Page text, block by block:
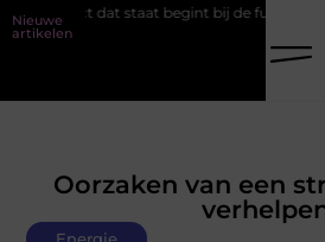
Nieuwe
artikelen
dat staat begint bij de fundering
Oorzaken van een